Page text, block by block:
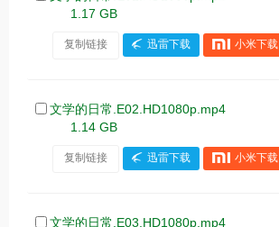
1.17 GB
复制链接 迅雷下载 小米下载
文学的日常.E02.HD1080p.mp4
1.14 GB
复制链接 迅雷下载 小米下载
文学的日常.E03.HD1080p.mp4